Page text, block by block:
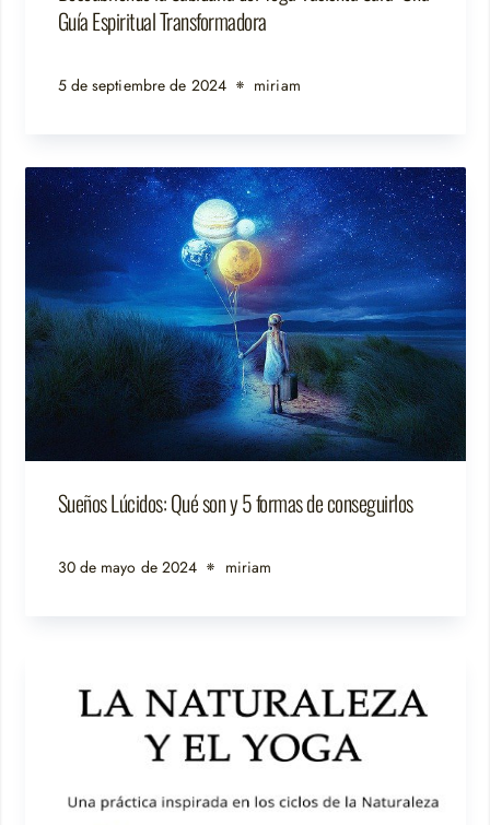
Guía Espiritual Transformadora
5 de septiembre de 2024 miriam
Sueños Lúcidos: Qué son y 5 formas de conseguirlos
30 de mayo de 2024 miriam